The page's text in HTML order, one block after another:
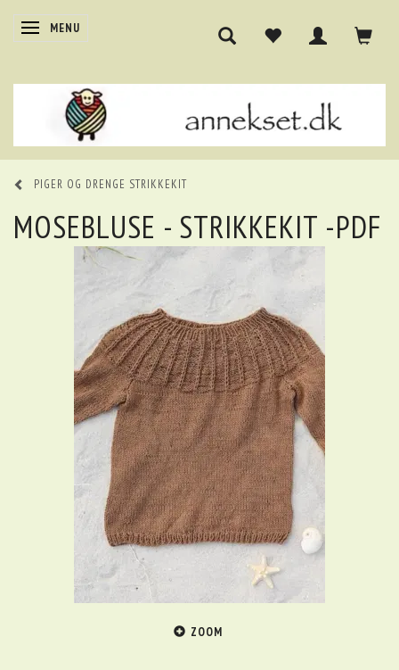
SKIFTE NAVIGATION
MENU
PIGER OG DRENGE STRIKKEKIT
MOSEBLUSE - STRIKKEKIT -PDF
ZOOM